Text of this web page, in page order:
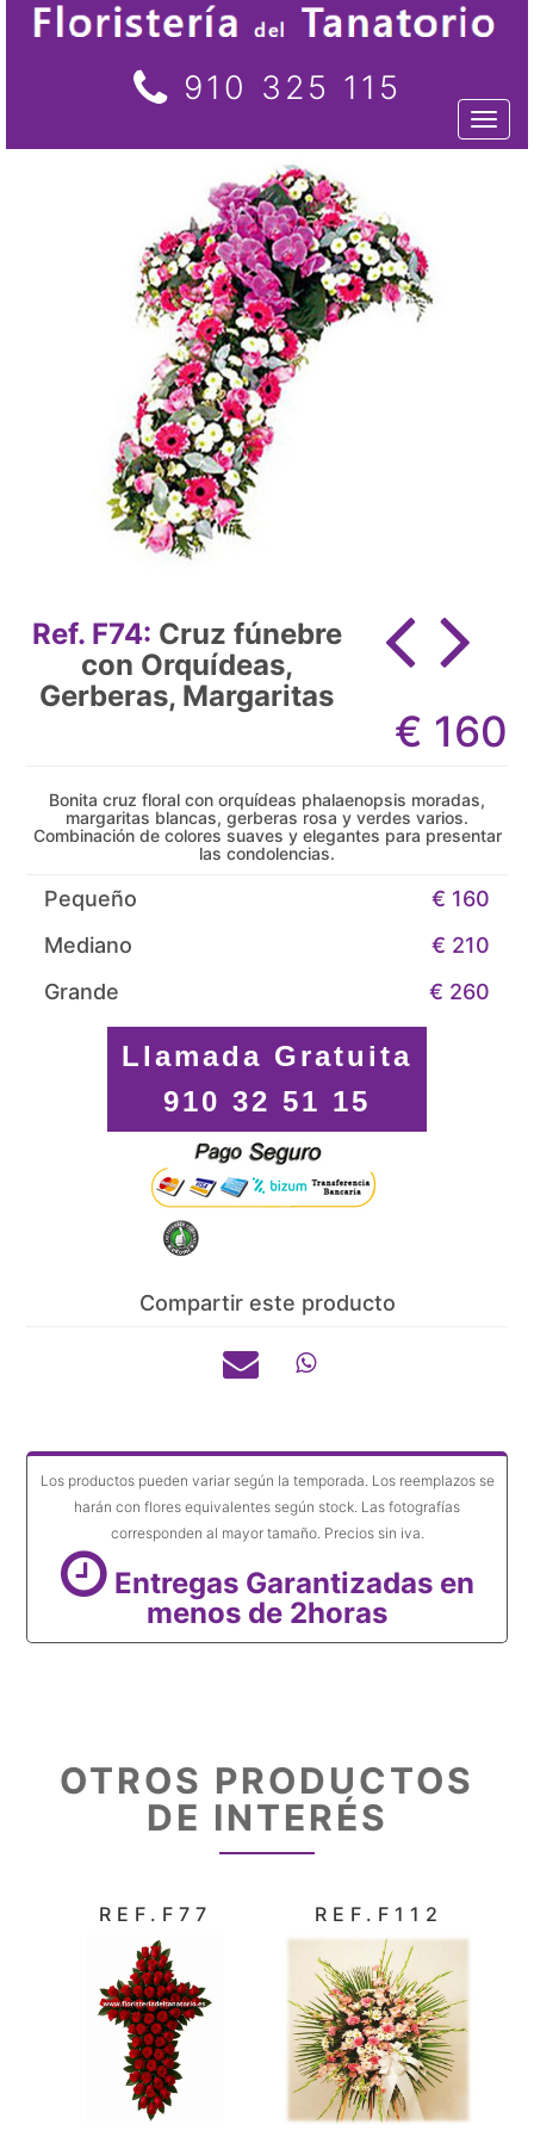
910 325 115
Ref. F74: Cruz fúnebre
con Orquídeas,
Gerberas, Margaritas
€ 160
Bonita cruz floral con orquídeas phalaenopsis moradas,
margaritas blancas, gerberas rosa y verdes varios.
Combinación de colores suaves y elegantes para presentar
las condolencias.
Pequeño
€ 160
Mediano
€ 210
Grande
€ 260
Llamada Gratuita
910 32 51 15
Compartir este producto
Los productos pueden variar según la temporada. Los reemplazos se
harán con flores equivalentes según stock. Las fotografías
corresponden al mayor tamaño. Precios sin iva.
Entregas Garantizadas en
menos de 2horas
OTROS PRODUCTOS
DE INTERÉS
REF.F77 REF.F112